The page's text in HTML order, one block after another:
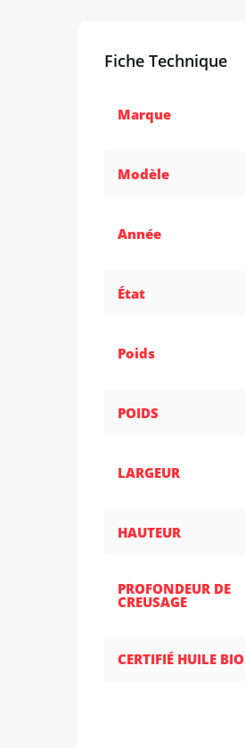
Fiche Technique
Marque
Modèle
Année
État
Poids
POIDS
LARGEUR
HAUTEUR
PROFONDEUR DE
CREUSAGE
CERTIFIÉ HUILE BIO